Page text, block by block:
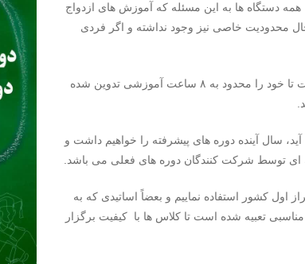
دستگاه ها به این مسئله که آموزش های ازدواج
محدودیت خاصی نیز وجود نداشته و اگر فردی
مدیر کل دفتر ازدواج و تعالی خانواده از شرکت کنندگان در این دوره ها خواست تا خود را محدود به ۸ ساعت آموزشی تدوین شده
سال آینده دوره های پیشرفته را خواهیم داشت و
ای توسط شرکت کنندگان دوره های فعلی می باشد.
کشور استفاده نماییم و بعضاً اساتیدی که به
تعبیه شده است تا کلاس ها با کیفیت برگزار